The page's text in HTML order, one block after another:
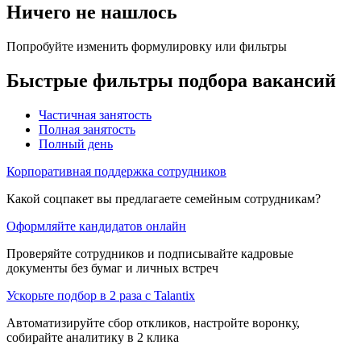
Ничего не нашлось
Попробуйте изменить формулировку или фильтры
Быстрые фильтры подбора вакансий
Частичная занятость
Полная занятость
Полный день
Корпоративная поддержка сотрудников
Какой соцпакет вы предлагаете семейным сотрудникам?
Оформляйте кандидатов онлайн
Проверяйте сотрудников и подписывайте кадровые
документы без бумаг и личных встреч
Ускорьте подбор в 2 раза с Talantix
Автоматизируйте сбор откликов, настройте воронку,
собирайте аналитику в 2 клика